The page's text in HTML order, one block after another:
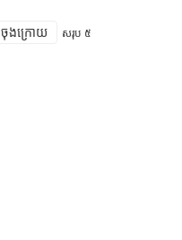
ចុងក្រោយ សរុប ៥